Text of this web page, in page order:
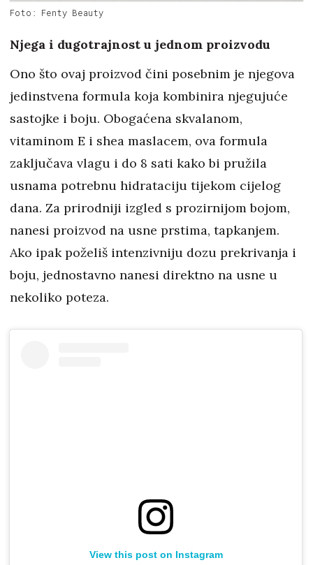
Foto: Fenty Beauty
Njega i dugotrajnost u jednom proizvodu
Ono što ovaj proizvod čini posebnim je njegova
jedinstvena formula koja kombinira njegujuće
sastojke i boju. Obogaćena skvalanom,
vitaminom E i shea maslacem, ova formula
zaključava vlagu i do 8 sati kako bi pružila
usnama potrebnu hidrataciju tijekom cijelog
dana. Za prirodniji izgled s prozirnijom bojom,
nanesi proizvod na usne prstima, tapkanjem.
Ako ipak poželiš intenzivniju dozu prekrivanja i
boju, jednostavno nanesi direktno na usne u
nekoliko poteza.
View this post on Instagram